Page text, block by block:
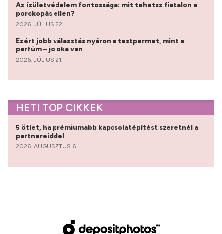
Az ízületvédelem fontossága: mit tehetsz fiatalon a
porckopás ellen?
2026. JÚLIUS 22.
Ezért jobb választás nyáron a testpermet, mint a
parfüm – jó oka van
2026. JÚLIUS 21.
HETI TOP CIKKEK
5 ötlet, ha prémiumabb kapcsolatépítést szeretnél a
partnereiddel
2026. AUGUSZTUS 6.